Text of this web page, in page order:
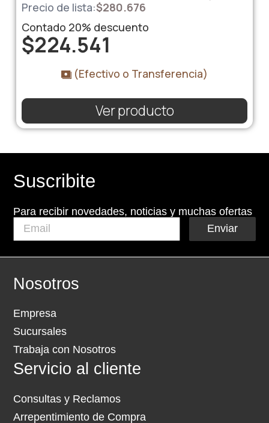
Precio de lista:$280.676
Contado 20% descuento
$224.541
(Efectivo o Transferencia)
Ver producto
Suscribite
Para recibir novedades, noticias y muchas ofertas
Enviar
Nosotros
Empresa
Sucursales
Trabaja con Nosotros
Servicio al cliente
Consultas y Reclamos
Arrepentimiento de Compra